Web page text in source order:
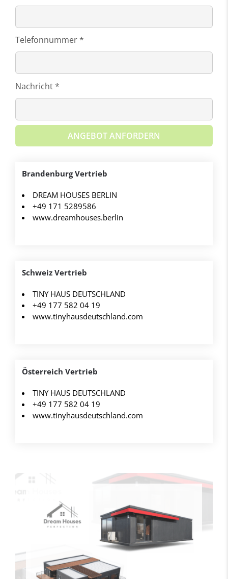
Telefonnummer *
Nachricht *
ANGEBOT ANFORDERN
Brandenburg Vertrieb
DREAM HOUSES BERLIN
+49 171 5289586
www.dreamhouses.berlin
Schweiz Vertrieb
TINY HAUS DEUTSCHLAND
+49 177 582 04 19
www.tinyhausdeutschland.com
Österreich Vertrieb
TINY HAUS DEUTSCHLAND
+49 177 582 04 19
www.tinyhausdeutschland.com